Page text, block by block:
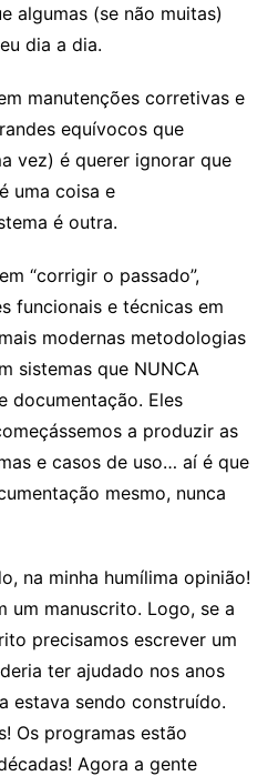
algumas (se não muitas)
dia a dia.
manutenções corretivas e
equívocos que
vez) é querer ignorar que
uma coisa e
é outra.
“corrigir o passado”,
funcionais e técnicas em
modernas metodologias
sistemas que NUNCA
documentação. Eles
a produzir as
e casos de uso… aí é que
mesmo, nunca
na minha humílima opinião!
um manuscrito. Logo, se a
precisamos escrever um
ter ajudado nos anos
estava sendo construído.
Os programas estão
Agora a gente